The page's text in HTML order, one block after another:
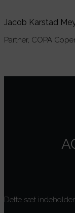
Jacob Karstad
Partner, COPA
Dette sæt